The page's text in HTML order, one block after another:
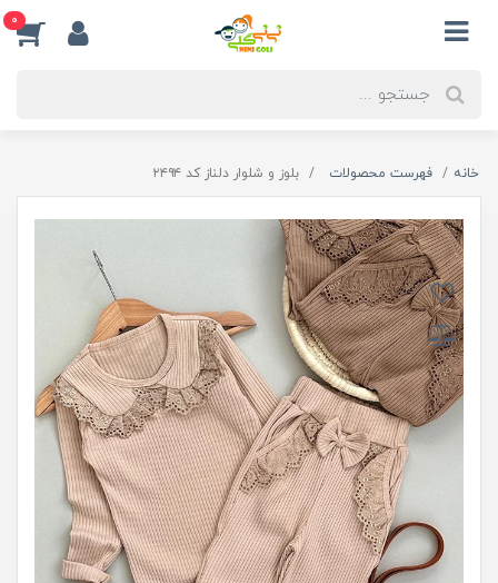
0
خانه فهرست محصولات بلوز و شلوار دلناز کد ۲۴۹۴